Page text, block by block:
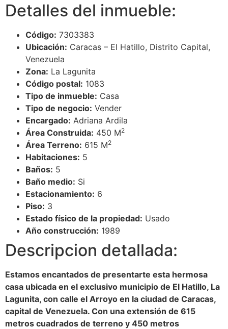
Detalles del inmueble:
Código: 7303383
Ubicación: Caracas – El Hatillo, Distrito Capital,
Venezuela
Zona: La Lagunita
Código postal: 1083
Tipo de inmueble: Casa
Tipo de negocio: Vender
Encargado: Adriana Ardila
Área Construida: 450 M2
Área Terreno: 615 M2
Habitaciones: 5
Baños: 5
Baño medio: Si
Estacionamiento: 6
Piso: 3
Estado físico de la propiedad: Usado
Año construcción: 1989
Descripcion detallada:
Estamos encantados de presentarte esta hermosa
casa ubicada en el exclusivo municipio de El Hatillo, La
Lagunita, con calle el Arroyo en la ciudad de Caracas,
capital de Venezuela. Con una extensión de 615
metros cuadrados de terreno y 450 metros